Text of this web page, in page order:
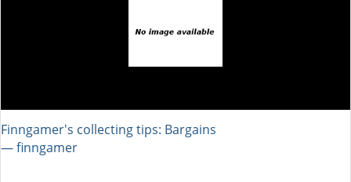
Finngamer's collecting tips: Bargains
― finngamer